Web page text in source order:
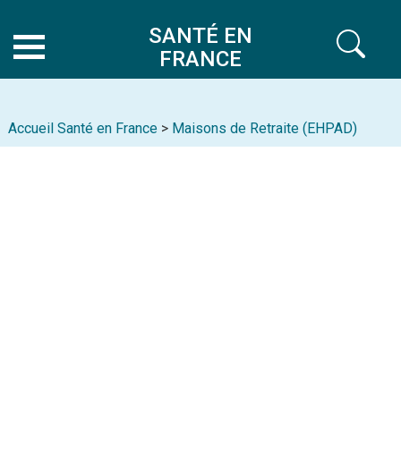
SANTÉ EN
FRANCE
Accueil Santé en France > Maisons de Retraite (EHPAD)